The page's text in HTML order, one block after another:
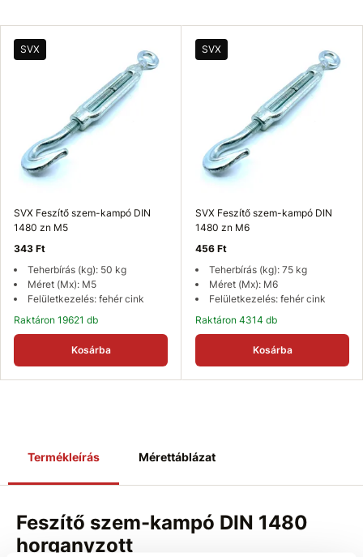
SVX
SVX Feszítő szem-kampó DIN
1480 zn M5
343 Ft
Teherbírás (kg): 50 kg
Méret (Mx): M5
Felületkezelés: fehér cink
Raktáron 19621 db
Kosárba
SVX
SVX Feszítő szem-kampó DIN
1480 zn M6
456 Ft
Teherbírás (kg): 75 kg
Méret (Mx): M6
Felületkezelés: fehér cink
Raktáron 4314 db
Kosárba
Termékleírás Mérettáblázat
Feszítő szem-kampó DIN 1480
horganyzott